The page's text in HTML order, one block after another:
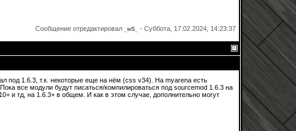
Сообщение отредактировал _wS_ - Суббота, 17.02.2024, 14:23:37
под 1.6.3, т.к. некоторые еще на нём (css v34). На myarena есть
все модули будут писаться/компилироваться под sourcemod 1.6.3 на
и тд, на 1.6.3+ в общем. И как в этом случае, дополнительно могут